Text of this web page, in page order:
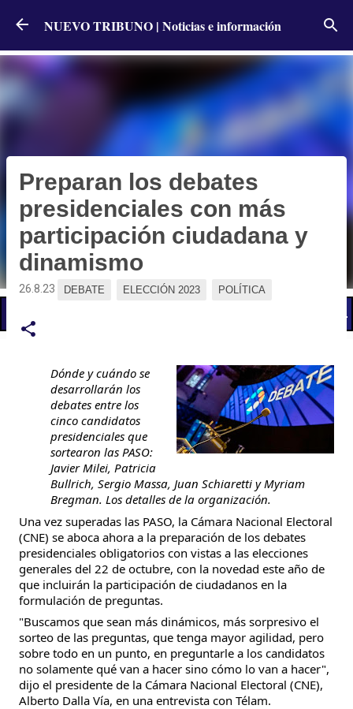
Ir al contenido principal
NUEVO TRIBUNO | Noticias e información
Preparan los debates
presidenciales con más
participación ciudadana y
dinamismo
26.8.23 DEBATE ELECCIÓN 2023 POLÍTICA
Dónde y cuándo se
desarrollarán los
debates entre los
cinco candidatos
presidenciales que
sortearon las PASO:
Javier Milei, Patricia
Bullrich, Sergio Massa, Juan Schiaretti y Myriam
Bregman. Los detalles de la organización.
Una vez superadas las PASO, la Cámara Nacional Electoral
(CNE) se aboca ahora a la preparación de los debates
presidenciales obligatorios con vistas a las elecciones
generales del 22 de octubre, con la novedad este año de
que incluirán la participación de ciudadanos en la
formulación de preguntas.
"Buscamos que sean más dinámicos, más sorpresivo el
sorteo de las preguntas, que tenga mayor agilidad, pero
sobre todo en un punto, en preguntarle a los candidatos
no solamente qué van a hacer sino cómo lo van a hacer",
dijo el presidente de la Cámara Nacional Electoral (CNE),
Alberto Dalla Vía, en una entrevista con Télam.